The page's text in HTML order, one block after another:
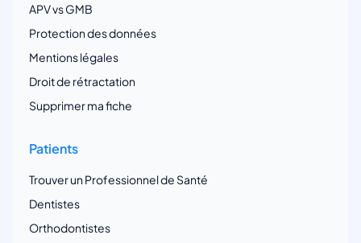
APV vs GMB
Protection des données
Mentions légales
Droit de rétractation
Supprimer ma fiche
Patients
Trouver un Professionnel de Santé
Dentistes
Orthodontistes